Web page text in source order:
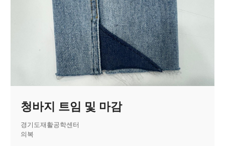
청바지 트임 및 마감
경기도재활공학센터
의복